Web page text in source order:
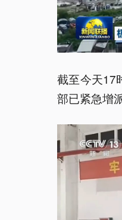
截至今天17
部已紧急增